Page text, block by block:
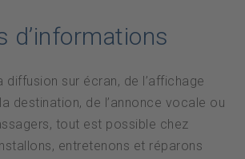
d’informations
diffusion sur écran, de l’affichage
destination, de l’annonce vocale ou
tout est possible chez
entretenons et réparons